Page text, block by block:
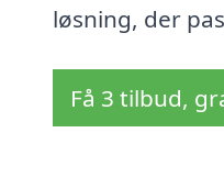
løsning, der
Få 3 tilbud,